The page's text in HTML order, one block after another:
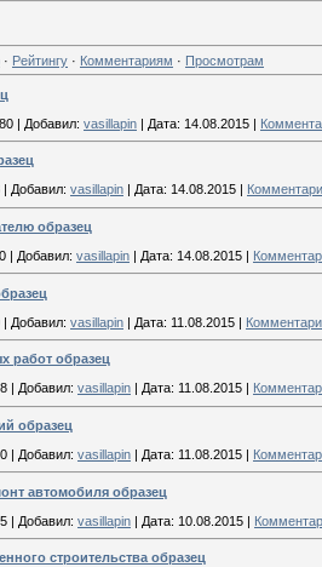
· Рейтингу · Комментариям · Просмотрам
| Добавил: vasillapin | Дата: 14.08.2015 |
Добавил: vasillapin Дата: 14.08.2015
образец
| Добавил: vasillapin | Дата: 14.08.2015 |
| Добавил: vasillapin | Дата: 11.08.2015 |
работ образец
Добавил: vasillapin Дата: 11.08.2015
образец
| Добавил: vasillapin | Дата: 11.08.2015 |
автомобиля образец
| Добавил: vasillapin | Дата: 10.08.2015 |
строительства образец